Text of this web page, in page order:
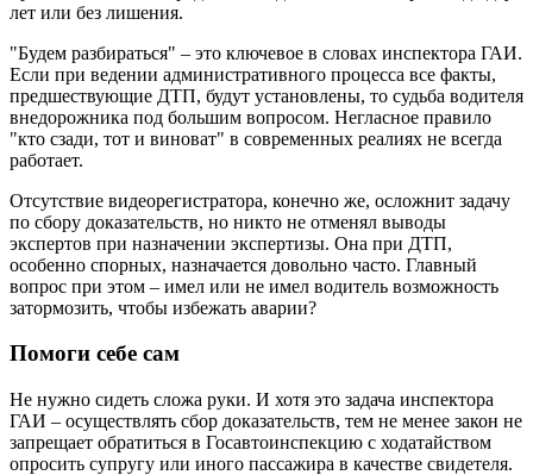
лет или без лишения.
"Будем разбираться" – это ключевое в словах инспектора ГАИ.
Если при ведении административного процесса все факты,
предшествующие ДТП, будут установлены, то судьба водителя
внедорожника под большим вопросом. Негласное правило
"кто сзади, тот и виноват" в современных реалиях не всегда
работает.
Отсутствие видеорегистратора, конечно же, осложнит задачу
по сбору доказательств, но никто не отменял выводы
экспертов при назначении экспертизы. Она при ДТП,
особенно спорных, назначается довольно часто. Главный
вопрос при этом – имел или не имел водитель возможность
затормозить, чтобы избежать аварии?
Помоги себе сам
Не нужно сидеть сложа руки. И хотя это задача инспектора
ГАИ – осуществлять сбор доказательств, тем не менее закон не
запрещает обратиться в Госавтоинспекцию с ходатайством
опросить супругу или иного пассажира в качестве свидетеля.